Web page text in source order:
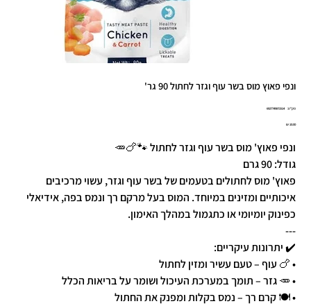
ונפי פאוץ מוס בשר עוף וגזר לחתול 90 גר'
מק"ט:
מק"ט
6927749871514
מחיר‏10.00 ‏₪
ונפי פאוץ' מוס בשר עוף וגזר לחתול 🐾🍗🥕
גודל: 90 גרם
פאוץ' מוס לחתולים בטעמים של בשר עוף וגזר, עשוי מרכיבים
איכותיים ומזינים במיוחד. המוס בעל מרקם רך ונמס בפה, אידיאלי
כפינוק יומיומי או כתגמול במהלך האימון.
---
✔️ יתרונות עיקריים:
• 🍗 עוף – טעם עשיר ומזין לחתול
• 🥕 גזר – תומך במערכת העיכול ושומר על בריאות הכלל
• 🍽️ קרם רך – נמס בקלות ומפנק את החתול